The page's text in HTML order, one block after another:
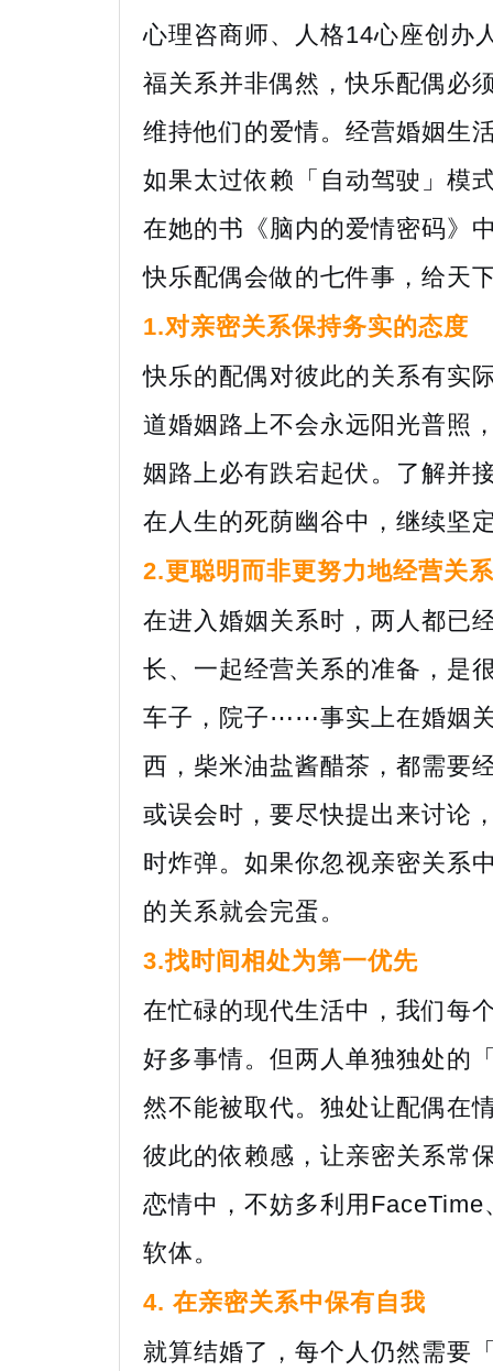
心理咨商师、人格14心座创办
福关系并非偶然，快乐配偶必
维持他们的爱情。经营婚姻生
如果太过依赖「自动驾驶」模
在她的书《脑内的爱情密码》
快乐配偶会做的七件事，给天
1.对亲密关系保持务实的态度
快乐的配偶对彼此的关系有实
道婚姻路上不会永远阳光普照
姻路上必有跌宕起伏。了解并
在人生的死荫幽谷中，继续坚
2.更聪明而非更努力地经营关系
在进入婚姻关系时，两人都已
长、一起经营关系的准备，是
车子，院子⋯⋯事实上在婚姻
西，柴米油盐酱醋茶，都需要
或误会时，要尽快提出来讨论
时炸弹。如果你忽视亲密关系
的关系就会完蛋。
3.找时间相处为第一优先
在忙碌的现代生活中，我们每
好多事情。但两人单独独处的
然不能被取代。独处让配偶在
彼此的依赖感，让亲密关系常
恋情中，不妨多利用
软体。
4. 在亲密关系中保有自我
就算结婚了，每个人仍然需要